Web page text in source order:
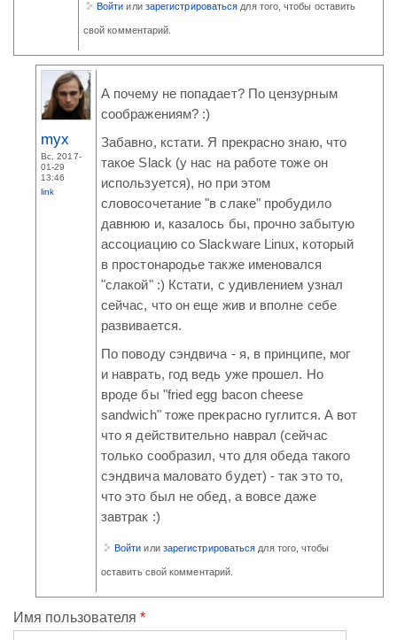
Войти или зарегистрироваться для того, чтобы оставить
свой комментарий.
myx
Вс, 2017-
01-29
13:46
link
А почему не попадает? По цензурным
соображениям? :)
Забавно, кстати. Я прекрасно знаю, что
такое Slack (у нас на работе тоже он
используется), но при этом
словосочетание "в слаке" пробудило
давнюю и, казалось бы, прочно забытую
ассоциацию со Slackware Linux, который
в простонародье также именовался
"слакой" :) Кстати, с удивлением узнал
сейчас, что он еще жив и вполне себе
развивается.
По поводу сэндвича - я, в принципе, мог
и наврать, год ведь уже прошел. Но
вроде бы "fried egg bacon cheese
sandwich" тоже прекрасно гуглится. А вот
что я действительно наврал (сейчас
только сообразил, что для обеда такого
сэндвича маловато будет) - так это то,
что это был не обед, а вовсе даже
завтрак :)
Войти или зарегистрироваться для того, чтобы
оставить свой комментарий.
Имя пользователя*